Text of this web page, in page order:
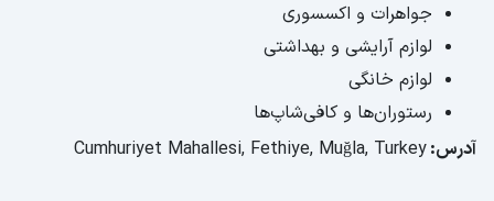
جواهرات و اکسسوری
لوازم آرایشی و بهداشتی
لوازم خانگی
رستوران‌ها و کافی‌شاپ‌ها
آدرس:Cumhuriyet Mahallesi, Fethiye, Muğla, Turkey